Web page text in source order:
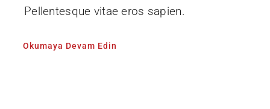
Pellentesque vitae eros sapien.
Okumaya Devam Edin